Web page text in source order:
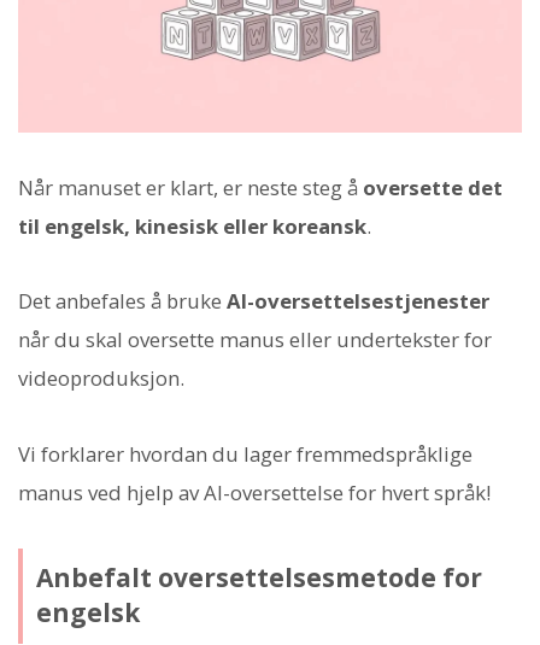
Når manuset er klart, er neste steg å oversette det
til engelsk, kinesisk eller koreansk.
Det anbefales å bruke AI-oversettelsestjenester
når du skal oversette manus eller undertekster for
videoproduksjon.
Vi forklarer hvordan du lager fremmedspråklige
manus ved hjelp av AI-oversettelse for hvert språk!
Anbefalt oversettelsesmetode for
engelsk